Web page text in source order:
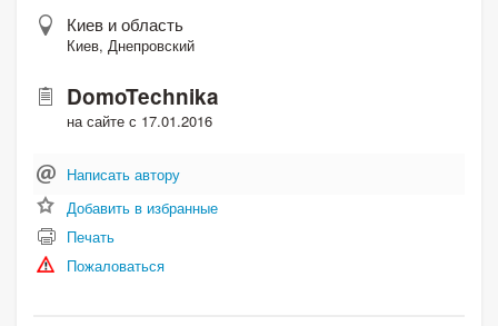
Киев и область
Киев, Днепровский
DomoTechnika
на сайте с 17.01.2016
Написать автору
Добавить в избранные
Печать
Пожаловаться